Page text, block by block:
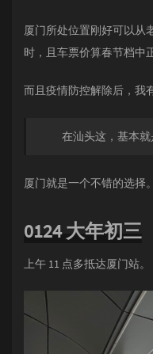
厦门所处位置刚好可以从
时，且车票价算春节档中
而且疫情防控解除后，我
在汕头这，基本就
厦门就是一个不错的选择。
0124 大年初三
上午 11 点多抵达厦门站。